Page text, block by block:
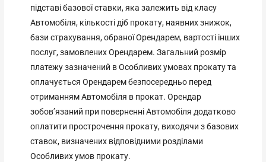
підставі базової ставки, яка залежить від класу
Автомобіля, кількості діб прокату, наявних знижок,
бази страхування, обраної Орендарем, вартості інших
послуг, замовлених Орендарем. Загальний розмір
платежу зазначений в Особливих умовах прокату та
оплачується Орендарем безпосередньо перед
отриманням Автомобіля в прокат. Орендар
зобов’язаний при поверненні Автомобіля додатково
оплатити прострочення прокату, виходячи з базових
ставок, визначених відповідними розділами
Особливих умов прокату.